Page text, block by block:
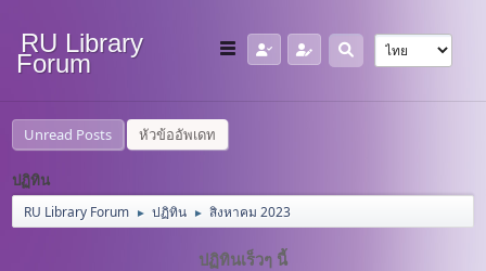
RU Library
Forum
Unread Posts หัวข้ออัพเดท
ปฏิทิน
RU Library Forum ► ปฏิทิน ► สิงหาคม 2023
ปฏิทินเร็วๆ นี้